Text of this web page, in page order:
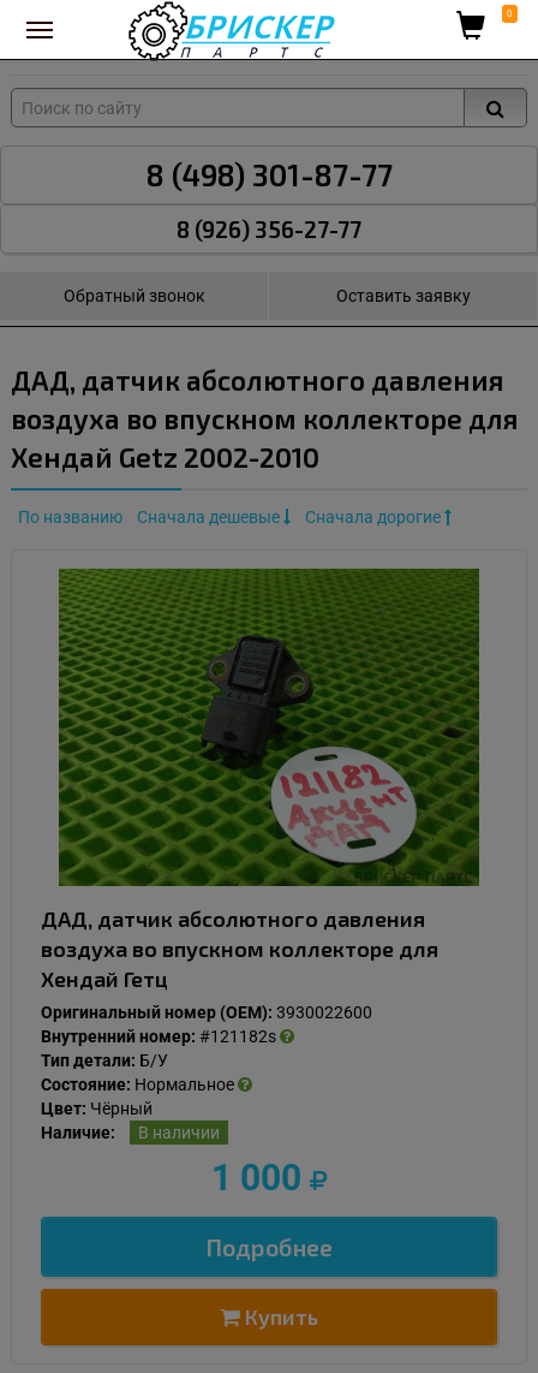
Вход для поставщиков 0
8 (498) 301-87-77
8 (926) 356-27-77
Обратный звонок Оставить заявку
ДАД, датчик абсолютного давления
воздуха во впускном коллекторе для
Хендай Getz 2002-2010
По названию Сначала дешевые Сначала дорогие
ДАД, датчик абсолютного давления
воздуха во впускном коллекторе для
Хендай Гетц
Оригинальный номер (OEM): 3930022600
Внутренний номер: #121182s
Тип детали: Б/У
Состояние: Нормальное
Цвет: Чёрный
Наличие:
В наличии
1 000
Подробнее
Купить